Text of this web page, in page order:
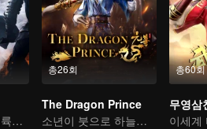
자천 삼걸 서천 대륙을 종횡하다
총26회
The Dragon Prince
소년이 붓으로 하늘을 가른다
총60회
무영삼